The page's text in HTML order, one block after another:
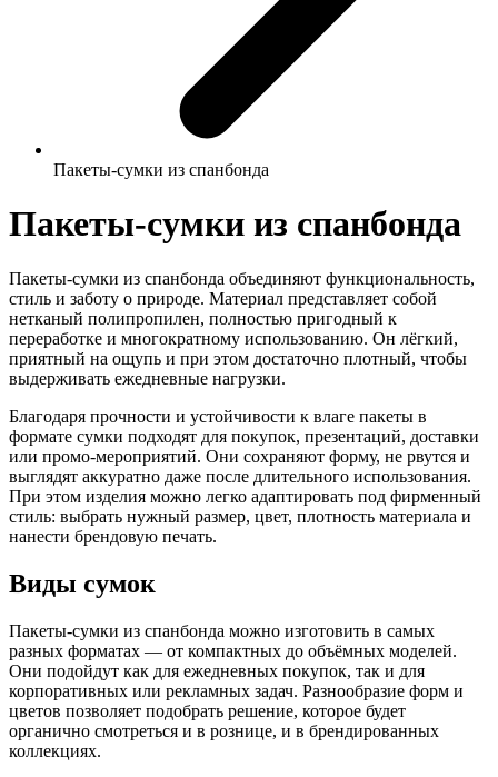
Пакеты-сумки из спанбонда
Пакеты-сумки из спанбонда
Пакеты-сумки из спанбонда объединяют функциональность,
стиль и заботу о природе. Материал представляет собой
нетканый полипропилен, полностью пригодный к
переработке и многократному использованию. Он лёгкий,
приятный на ощупь и при этом достаточно плотный, чтобы
выдерживать ежедневные нагрузки.
Благодаря прочности и устойчивости к влаге пакеты в
формате сумки подходят для покупок, презентаций, доставки
или промо-мероприятий. Они сохраняют форму, не рвутся и
выглядят аккуратно даже после длительного использования.
При этом изделия можно легко адаптировать под фирменный
стиль: выбрать нужный размер, цвет, плотность материала и
нанести брендовую печать.
Виды сумок
Пакеты-сумки из спанбонда можно изготовить в самых
разных форматах — от компактных до объёмных моделей.
Они подойдут как для ежедневных покупок, так и для
корпоративных или рекламных задач. Разнообразие форм и
цветов позволяет подобрать решение, которое будет
органично смотреться и в рознице, и в брендированных
коллекциях.